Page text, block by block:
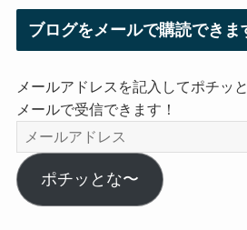
ブログをメールで購読できま
メールアドレスを記入してポチッ
メールで受信できます！
メ
ー
ル
ア
ポチッとな〜